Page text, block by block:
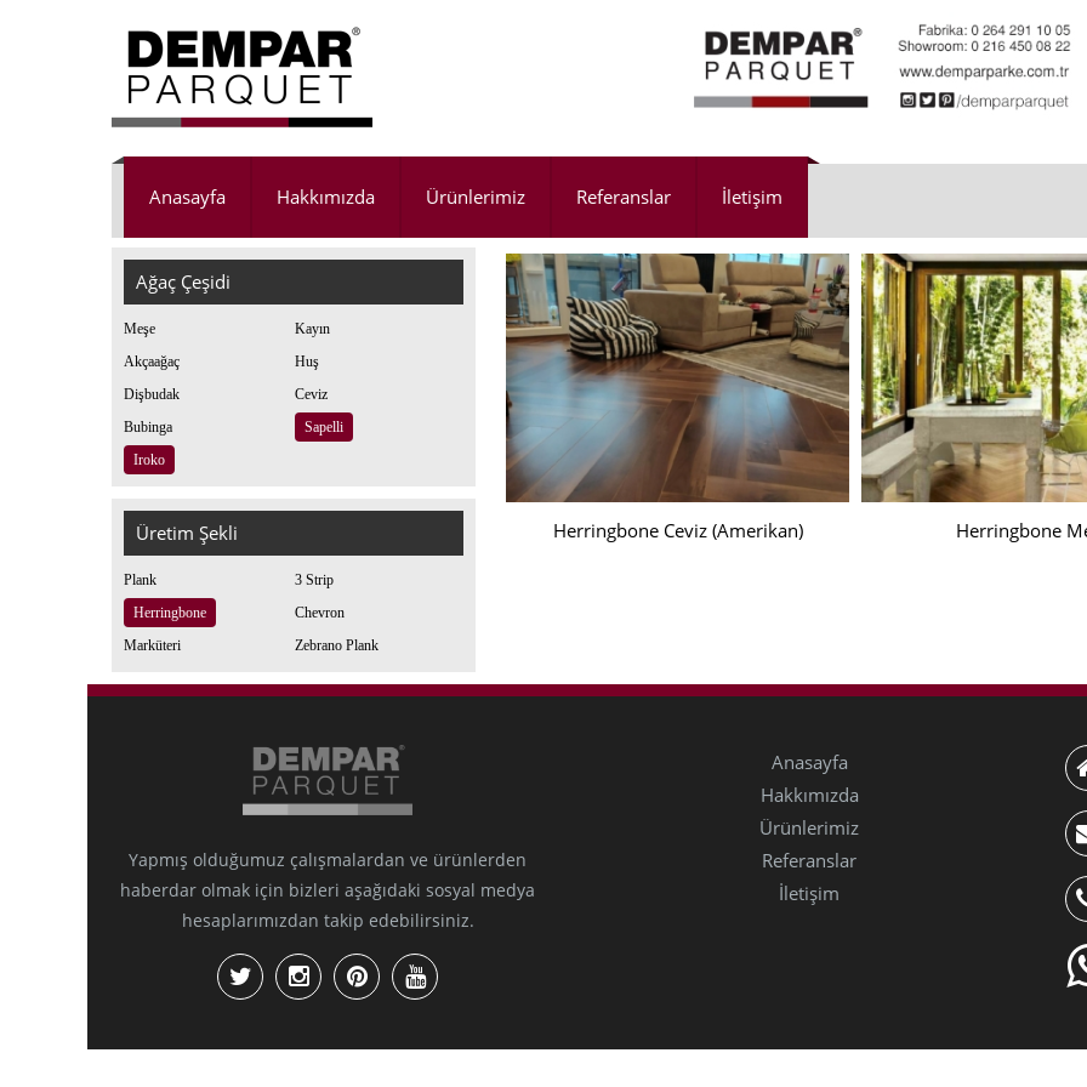
Anasayfa Hakkımızda Ürünlerimiz Referanslar İletişim
Ağaç Çeşidi
Meşe
Kayın
Akçaağaç
Huş
Dişbudak
Ceviz
Bubinga
Sapelli
Iroko
Üretim Şekli
Plank
3 Strip
Herringbone
Chevron
Marküteri
Zebrano Plank
Herringbone Ceviz (Amerikan) Herringbone
Yapmış olduğumuz çalışmalardan ve ürünlerden
haberdar olmak için bizleri aşağıdaki sosyal medya
hesaplarımızdan takip edebilirsiniz.
Anasayfa
Hakkımızda
Ürünlerimiz
Referanslar
İletişim